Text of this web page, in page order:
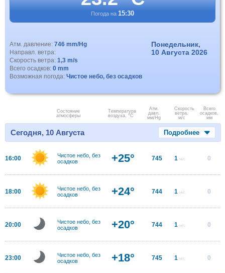
Погода на 15:30
Атм. давление: 746 mm/Hg
Направл. ветра:
Скорость ветра: 1,3 m/s
Всего осадков: 0 mm
Возможная погода: Чистое небо, без осадков
Понедельник,
10 Августа 2026
Состояние
атмосферы
Температура
воздуха, °C
Атм.
давл.
мм/Hg
Скорость
ветра.
м/с
Всего
осадков,
мм
Сегодня, 10 Августа Подробнее
16:00
Чистое небо, без
осадков
+25° 745 1 м/с 0
18:00
Чистое небо, без
осадков
+24° 744 1 м/с 0
20:00
Чистое небо, без
осадков
+20° 744 1 м/с 0
23:00
Чистое небо, без
осадков
+18° 745 1 м/с 0